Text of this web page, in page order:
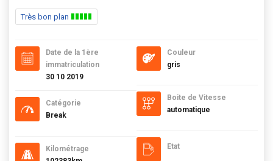
Très bon plan
Date de la 1ère
immatriculation
30 10 2019
Catégorie
Break
Kilométrage
Couleur
gris
Boite de Vitesse
automatique
Etat